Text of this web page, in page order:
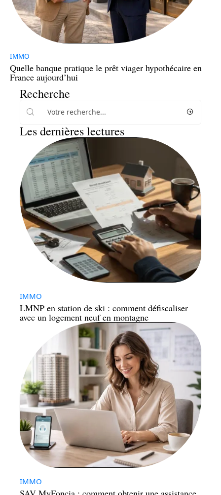
IMMO
Quelle banque pratique le prêt viager hypothécaire en
France aujourd’hui
Recherche
Les dernières lectures
IMMO
LMNP en station de ski : comment défiscaliser
avec un logement neuf en montagne
IMMO